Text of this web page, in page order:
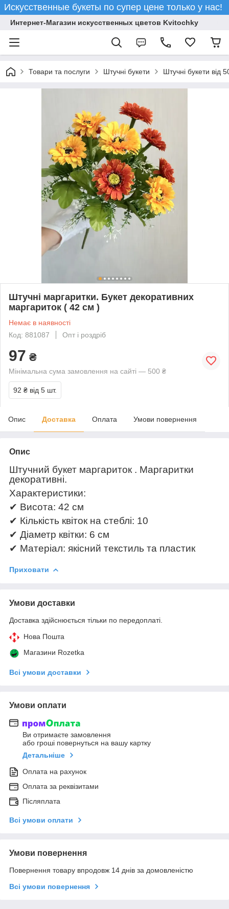
Искусственные букеты по супер цене только у нас!
Интернет-Магазин искусственных цветов Kvitochky
Товари та послуги Штучні букети Штучні букети від
Штучні маргаритки. Букет декоративних
маргариток ( 42 см )
Немає в наявності
Код: 881087
Опт і роздріб
97 ₴
Мінімальна сума замовлення на сайті — 500 ₴
92 ₴ від 5 шт.
Опис Доставка Оплата Умови повернення
Опис
Штучний букет маргариток . Маргаритки
декоративні.
Характеристики:
✔ Висота: 42 см
✔ Кількість квіток на стеблі: 10
✔ Діаметр квітки: 6 см
✔ Матеріал: якісний текстиль та пластик
Приховати
Умови доставки
Доставка здійснюється тільки по передоплаті.
Нова Пошта
Магазини Rozetka
Всі умови доставки
Умови оплати
Ви отримаєте замовлення
або гроші повернуться на вашу картку
Детальніше
Оплата на рахунок
Оплата за реквізитами
Післяплата
Всі умови оплати
Умови повернення
Повернення товару впродовж 14 днів за домовленістю
Всі умови повернення